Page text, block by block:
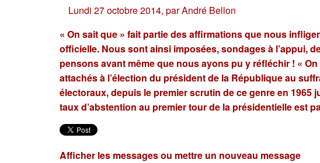
Lundi 27 octobre 2014, parAndré Bellon
« On sait que » fait partie des affirmations que nous
officielle. Nous sont ainsi imposées, sondages à l’appui,
pensons avant même que nous ayons pu y réfléchir ! «
attachés à l’élection du président de la République au
électoraux, depuis le premier scrutin de ce genre en 1965
taux d’abstention au premier tour de la présidentielle est
Afficher les messages ou mettre un nouveau message